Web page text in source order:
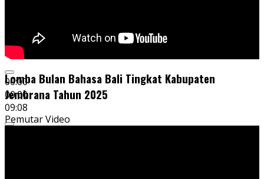
00:00
00:00
09:08
Lomba Bulan Bahasa Bali Tingkat Kabupaten
Jembrana Tahun 2025
Pemutar Video